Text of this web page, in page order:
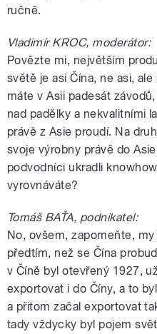
ručně.
Vladimír KROC, moderátor:
Povězte mi, největším
světě je asi Čína, ne asi,
máte v Asii padesát
nad padělky a nekvalitními
právě z Asie proudí. Na
svoje výrobny právě do
podvodníci ukradli
vyrovnáváte?
Tomáš BAŤA, podnikatel:
No, ovšem, zapomeňte,
předtím, než se Čína
v Číně byl otevřený 1927,
exportovat i do Číny, a to
a přitom začal exportovat
tady vždycky byl pojem